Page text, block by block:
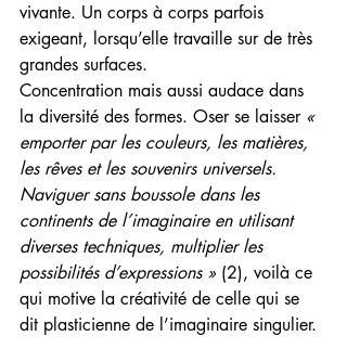
vivante. Un corps à corps parfois
exigeant, lorsqu’elle travaille sur de très
grandes surfaces.
Concentration mais aussi audace dans
la diversité des formes. Oser se laisser «
emporter par les couleurs, les matières,
les rêves et les souvenirs universels.
Naviguer sans boussole dans les
continents de l’imaginaire en utilisant
diverses techniques, multiplier les
possibilités d’expressions » (2), voilà ce
qui motive la créativité de celle qui se
dit plasticienne de l’imaginaire singulier.